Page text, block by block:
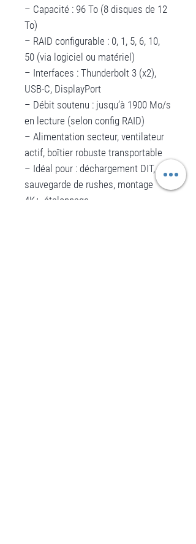
– Capacité : 96 To (8 disques de 12
To)
– RAID configurable : 0, 1, 5, 6, 10,
50 (via logiciel ou matériel)
– Interfaces : Thunderbolt 3 (x2),
USB-C, DisplayPort
– Débit soutenu : jusqu’à 1900 Mo/s
en lecture (selon config RAID)
– Alimentation secteur, ventilateur
actif, boîtier robuste transportable
– Idéal pour : déchargement DIT,
sauvegarde de rushes, montage
4K+, étalonnage